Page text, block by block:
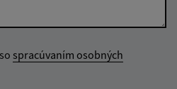
spracúvaním osobných